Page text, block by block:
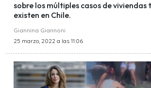
sobre los múltiples casos de viviendas
existen en Chile.
Giannina Giannoni
25 marzo, 2022 a las 11:06